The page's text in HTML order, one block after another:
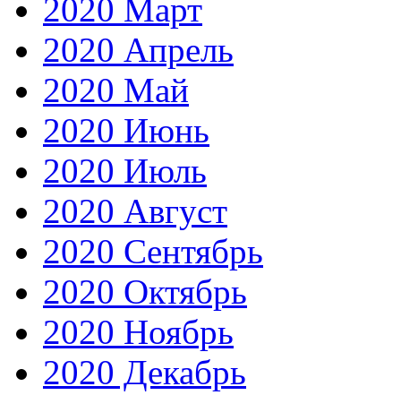
2020 Март
2020 Апрель
2020 Май
2020 Июнь
2020 Июль
2020 Август
2020 Сентябрь
2020 Октябрь
2020 Ноябрь
2020 Декабрь